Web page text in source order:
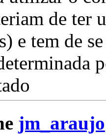
de ter
e tem de
jm_araujo